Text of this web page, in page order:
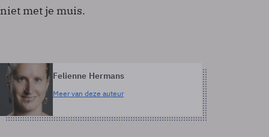
niet met je muis.
Felienne Hermans
Meer van deze auteur